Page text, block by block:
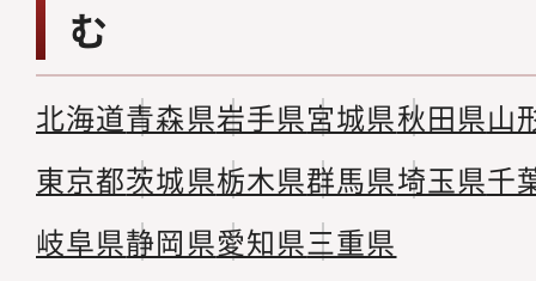
む
北海道青森県岩手県宮城県秋田県山
東京都茨城県栃木県群馬県埼玉県千
岐阜県静岡県愛知県三重県